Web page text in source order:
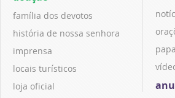
família dos devotos
história de nossa senhora
imprensa
locais turísticos
loja oficial
papa